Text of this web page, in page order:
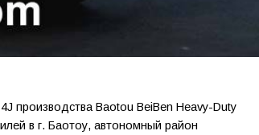
производства Baotou BeiBen Heavy-Duty
в г. Баотоу, автономный район